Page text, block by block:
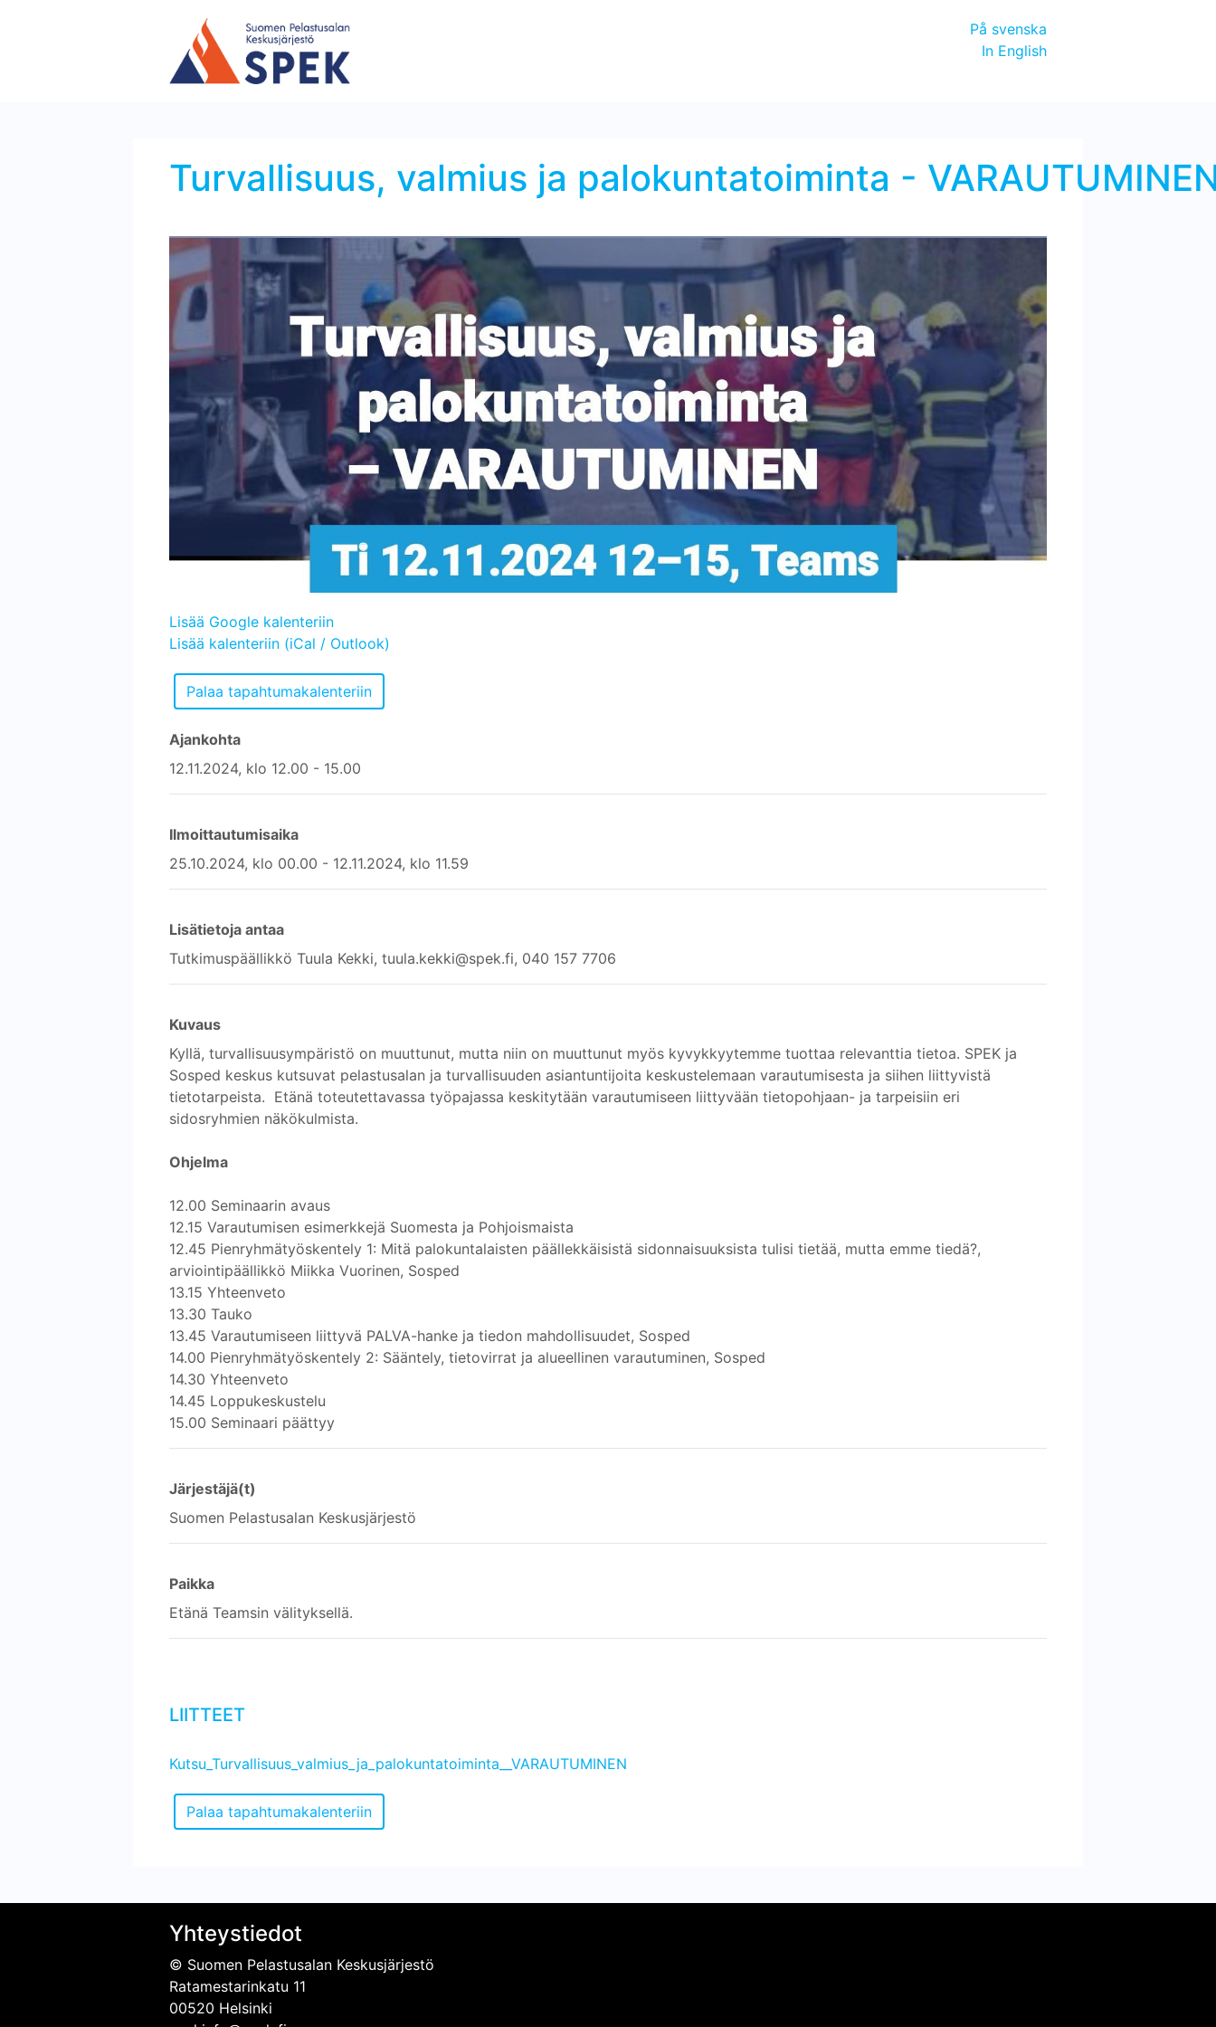
På svenska
In English
Turvallisuus, valmius ja palokuntatoiminta -
Lisää Google kalenteriin
Lisää kalenteriin (iCal / Outlook)
Ajankohta
12.11.2024, klo 12.00 - 15.00
Ilmoittautumisaika
25.10.2024, klo 00.00 - 12.11.2024, klo 11.59
Lisätietoja antaa
Tutkimuspäällikkö Tuula Kekki, tuula.kekki@spek.fi, 040 157 7706
Kuvaus
Kyllä, turvallisuusympäristö on muuttunut, mutta niin on muuttunut myös kyvykkyytemme tuottaa relevanttia tietoa. SPEK ja
Sosped keskus kutsuvat pelastusalan ja turvallisuuden asiantuntijoita keskustelemaan varautumisesta ja siihen liittyvistä
tietotarpeista. Etänä toteutettavassa työpajassa keskitytään varautumiseen liittyvään tietopohjaan- ja tarpeisiin eri
sidosryhmien näkökulmista.
Ohjelma
12.00 Seminaarin avaus
12.15 Varautumisen esimerkkejä Suomesta ja Pohjoismaista
12.45 Pienryhmätyöskentely 1: Mitä palokuntalaisten päällekkäisistä sidonnaisuuksista tulisi tietää, mutta emme tiedä?,
arviointipäällikkö Miikka Vuorinen, Sosped
13.15 Yhteenveto
13.30 Tauko
13.45 Varautumiseen liittyvä PALVA-hanke ja tiedon mahdollisuudet, Sosped
14.00 Pienryhmätyöskentely 2: Sääntely, tietovirrat ja alueellinen varautuminen, Sosped
14.30 Yhteenveto
14.45 Loppukeskustelu
15.00 Seminaari päättyy
Järjestäjä(t)
Suomen Pelastusalan Keskusjärjestö
Paikka
Etänä Teamsin välityksellä.
LIITTEET
Kutsu_Turvallisuus_valmius_ja_palokuntatoiminta__VARAUTUMINEN
Yhteystiedot
© Suomen Pelastusalan Keskusjärjestö
Ratamestarinkatu 11
00520 Helsinki